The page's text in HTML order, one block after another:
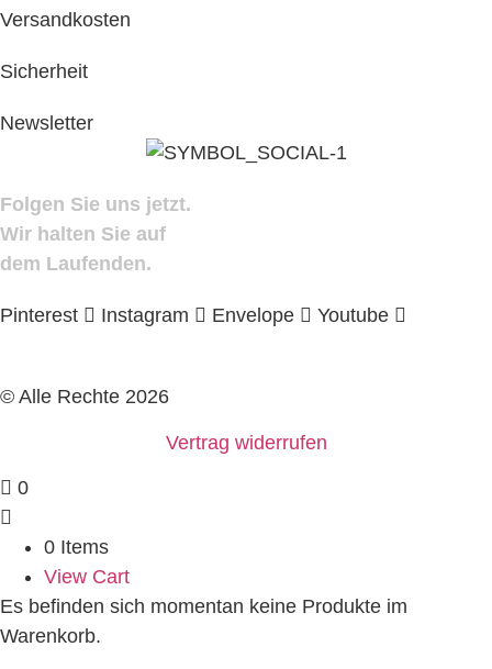
Versandkosten
Sicherheit
Newsletter
Folgen Sie uns jetzt.
Wir halten Sie auf
dem Laufenden.
Pinterest Instagram Envelope Youtube
© Alle Rechte 2026
Vertrag widerrufen
0
0 Items
View Cart
Es befinden sich momentan keine Produkte im
Warenkorb.